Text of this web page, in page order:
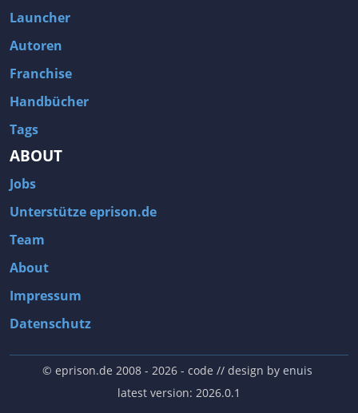
Launcher
Autoren
Franchise
Handbücher
Tags
ABOUT
Jobs
Unterstütze eprison.de
Team
About
Impressum
Datenschutz
© eprison.de 2008 - 2026- code // design by enuis
latest version: 2026.0.1